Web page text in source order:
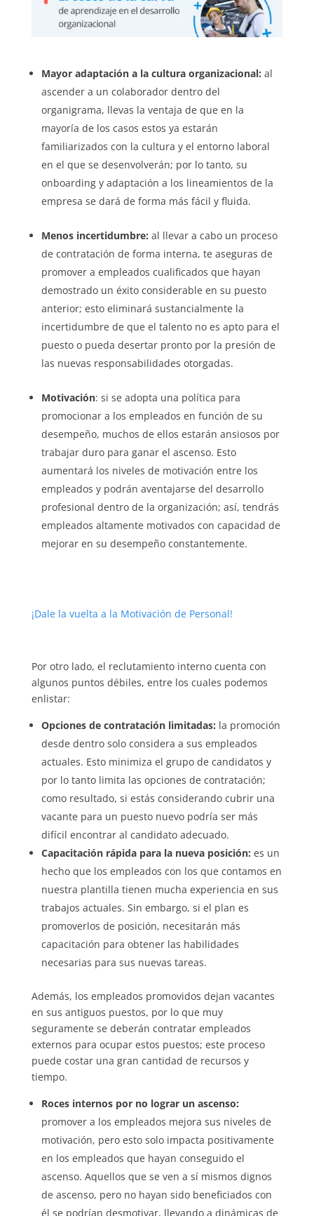
Mayor adaptación a la cultura organizacional: al
ascender a un colaborador dentro del
organigrama, llevas la ventaja de que en la
mayoría de los casos estos ya estarán
familiarizados con la cultura y el entorno laboral
en el que se desenvolverán; por lo tanto, su
onboarding y adaptación a los lineamientos de la
empresa se dará de forma más fácil y fluida.
Menos incertidumbre: al llevar a cabo un proceso
de contratación de forma interna, te aseguras de
promover a empleados cualificados que hayan
demostrado un éxito considerable en su puesto
anterior; esto eliminará sustancialmente la
incertidumbre de que el talento no es apto para el
puesto o pueda desertar pronto por la presión de
las nuevas responsabilidades otorgadas.
Motivación: si se adopta una política para
promocionar a los empleados en función de su
desempeño, muchos de ellos estarán ansiosos por
trabajar duro para ganar el ascenso. Esto
aumentará los niveles de motivación entre los
empleados y podrán aventajarse del desarrollo
profesional dentro de la organización; así, tendrás
empleados altamente motivados con capacidad de
mejorar en su desempeño constantemente.
¡Dale la vuelta a la Motivación de Personal!
Por otro lado, el reclutamiento interno cuenta con
algunos puntos débiles, entre los cuales podemos
enlistar:
Opciones de contratación limitadas: la promoción
desde dentro solo considera a sus empleados
actuales. Esto minimiza el grupo de candidatos y
por lo tanto limita las opciones de contratación;
como resultado, si estás considerando cubrir una
vacante para un puesto nuevo podría ser más
difícil encontrar al candidato adecuado.
Capacitación rápida para la nueva posición: es un
hecho que los empleados con los que contamos en
nuestra plantilla tienen mucha experiencia en sus
trabajos actuales. Sin embargo, si el plan es
promoverlos de posición, necesitarán más
capacitación para obtener las habilidades
necesarias para sus nuevas tareas.
Además, los empleados promovidos dejan vacantes
en sus antiguos puestos, por lo que muy
seguramente se deberán contratar empleados
externos para ocupar estos puestos; este proceso
puede costar una gran cantidad de recursos y
tiempo.
Roces internos por no lograr un ascenso:
promover a los empleados mejora sus niveles de
motivación, pero esto solo impacta positivamente
en los empleados que hayan conseguido el
ascenso. Aquellos que se ven a sí mismos dignos
de ascenso, pero no hayan sido beneficiados con
él se podrían desmotivar, llevando a dinámicas de